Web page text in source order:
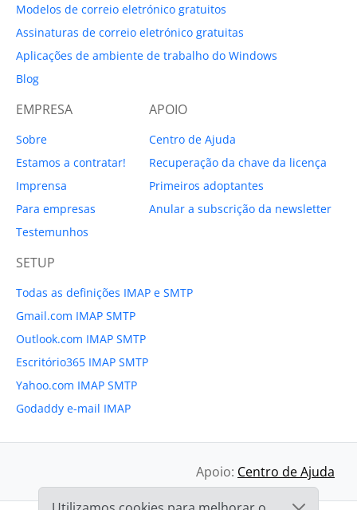
Modelos de correio eletrónico gratuitos
Assinaturas de correio eletrónico gratuitas
Aplicações de ambiente de trabalho do Windows
Blog
EMPRESA
Sobre
Estamos a contratar!
Imprensa
Para empresas
Testemunhos
APOIO
Centro de Ajuda
Recuperação da chave da licença
Primeiros adoptantes
Anular a subscrição da newsletter
SETUP
Todas as definições IMAP e SMTP
Gmail.com IMAP SMTP
Outlook.com IMAP SMTP
Escritório365 IMAP SMTP
Yahoo.com IMAP SMTP
Godaddy e-mail IMAP
Apoio: Centro de Ajuda